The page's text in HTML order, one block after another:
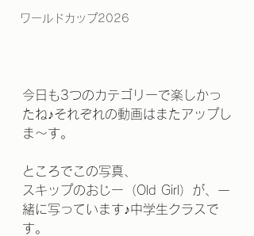
ワールドカップ2026
今日も3つのカテゴリーで楽しかっ
たね♪それぞれの動画はまたアップし
ま～す。
ところでこの写真、
スキップのおじー（Old Girl）が、一
緒に写っています♪中学生クラスで
す。